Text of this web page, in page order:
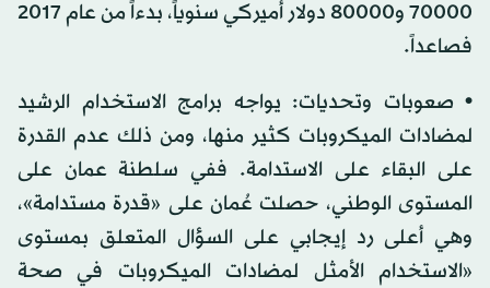
70000 و80000 دولار أميركي سنوياً، بدءاً من عام 2017
فصاعداً.
• صعوبات وتحديات: يواجه برامج الاستخدام الرشيد
لمضادات الميكروبات كثير منها، ومن ذلك عدم القدرة
على البقاء على الاستدامة. ففي سلطنة عمان على
المستوى الوطني، حصلت عُمان على «قدرة مستدامة»،
وهي أعلى رد إيجابي على السؤال المتعلق بمستوى
«الاستخدام الأمثل لمضادات الميكروبات في صحة